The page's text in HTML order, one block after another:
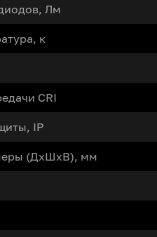
Лм
к
CRI
IP
(ДxШxВ), мм